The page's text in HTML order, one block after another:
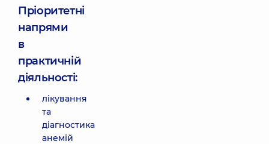
Пріоритетні
напрями
в
практичній
діяльності:
лікування
та
діагностика
анемій